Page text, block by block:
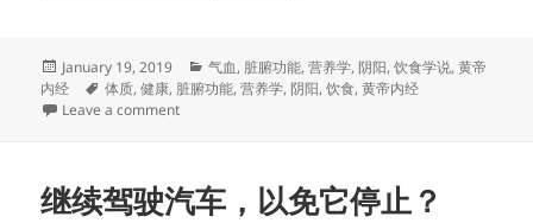
Posted
on
January 19, 2019 Categories
气血, 脏腑功能,营养学, 阴阳,饮食学说,黄帝
内经
Tags
体质,健康, 脏腑功能,营养学, 阴阳,饮食,黄帝内经
Leave a commenton 关注血，血压，不关注体内的水，津液？
继续驾驶汽车，以免它停止？